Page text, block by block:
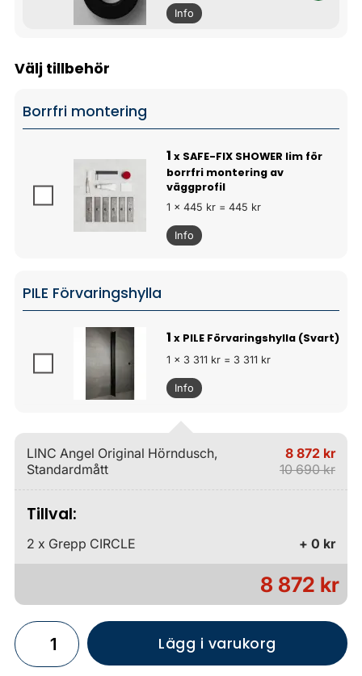
Info
Välj tillbehör
Borrfri montering
1 x SAFE-FIX SHOWER lim för
borrfri montering av
väggprofil
1 x 445 kr = 445 kr
Info
PILE Förvaringshylla
1 x PILE Förvaringshylla (Svart)
1 x 3 311 kr = 3 311 kr
Info
LINC Angel Original Hörndusch,
Standardmått
8 872 kr
10 690 kr
Tillval:
2 x Grepp CIRCLE + 0 kr
8 872 kr
Lägg i varukorg